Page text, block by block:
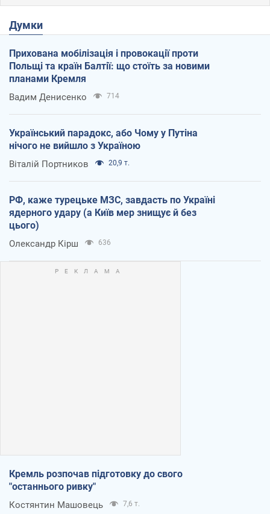
Думки
Прихована мобілізація і провокації проти
Польщі та країн Балтії: що стоїть за новими
планами Кремля
Вадим Денисенко 714
Український парадокс, або Чому у Путіна
нічого не вийшло з Україною
Віталій Портников 20,9 т.
РФ, каже турецьке МЗС, завдасть по Україні
ядерного удару (а Київ мер знищує й без
цього)
Олександр Кірш 636
Кремль розпочав підготовку до свого
"останнього ривку"
Костянтин Машовець 7,6 т.